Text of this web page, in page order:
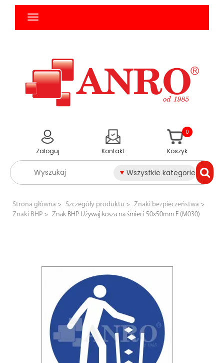
Wszystkie kategorie
Zaloguj Kontakt Koszyk
0
Strona główna Szczegóły produktu
Znaki bezpieczeństwa
Znaki BHP
Znak BHP Używaj kosza na śmieci 50x50mm F (M030)